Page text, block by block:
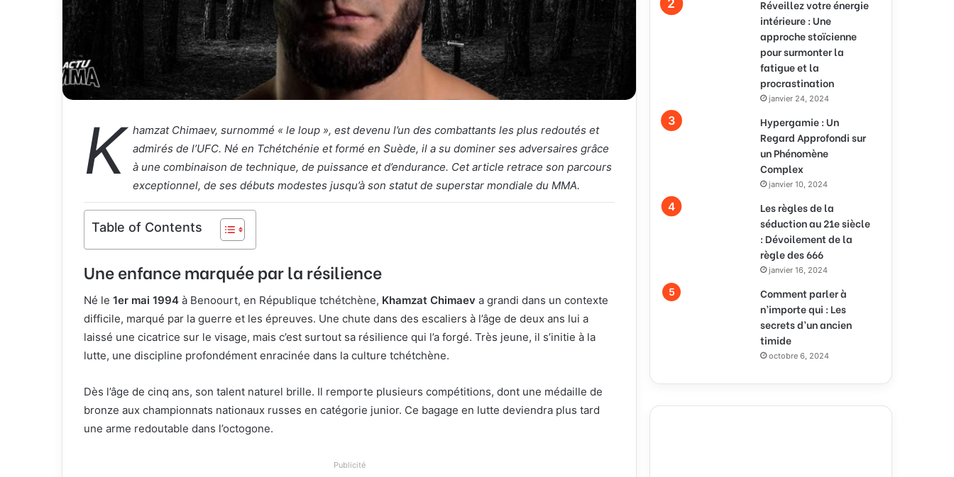
K hamzat Chimaev, surnommé « le loup », est devenu l’un des combattants les plus redoutés et
admirés de l’UFC. Né en Tchétchénie et formé en Suède, il a su dominer ses adversaires grâce
à une combinaison de technique, de puissance et d’endurance. Cet article retrace son parcours
exceptionnel, de ses débuts modestes jusqu’à son statut de superstar mondiale du MMA.
Table of Contents
Une enfance marquée par la résilience
Né le 1er mai 1994 à Benoourt, en République tchétchène, Khamzat Chimaev a grandi dans un contexte
difficile, marqué par la guerre et les épreuves. Une chute dans des escaliers à l’âge de deux ans lui a
laissé une cicatrice sur le visage, mais c’est surtout sa résilience qui l’a forgé. Très jeune, il s’initie à la
lutte, une discipline profondément enracinée dans la culture tchétchène.
Dès l’âge de cinq ans, son talent naturel brille. Il remporte plusieurs compétitions, dont une médaille de
bronze aux championnats nationaux russes en catégorie junior. Ce bagage en lutte deviendra plus tard
une arme redoutable dans l’octogone.
Publicité
Réveillez votre énergie
intérieure : Une
approche stoïcienne
pour surmonter la
fatigue et la
procrastination
janvier 24, 2024
Hypergamie : Un
Regard Approfondi sur
un Phénomène
Complex
janvier 10, 2024
Les règles de la
séduction au 21e siècle
: Dévoilement de la
règle des 666
janvier 16, 2024
Comment parler à
n’importe qui : Les
secrets d’un ancien
timide
octobre 6, 2024